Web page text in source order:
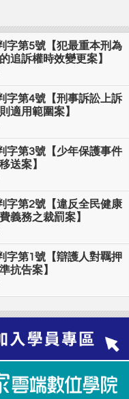
字第5號【犯最重本刑為
追訴權時效變更案】
字第4號【刑事訴訟上訴
適用範圍案】
字第3號【少年保護事件
送案】
字第2號【違反全民健康
義務之裁罰案】
字第1號【辯護人對羈押
抗告案】